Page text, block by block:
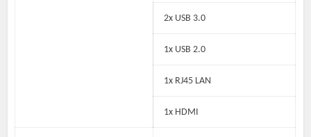
2x USB 3.0
1x USB 2.0
1x RJ45 LAN
1x HDMI